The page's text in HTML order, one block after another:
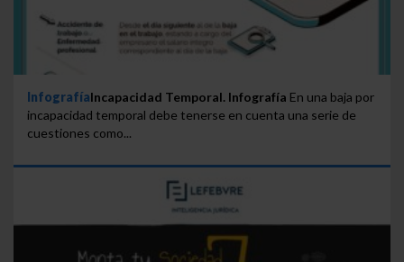
InfografíaIncapacidad Temporal. Infografía En una baja por
incapacidad temporal debe tenerse en cuenta una serie de
cuestiones como...